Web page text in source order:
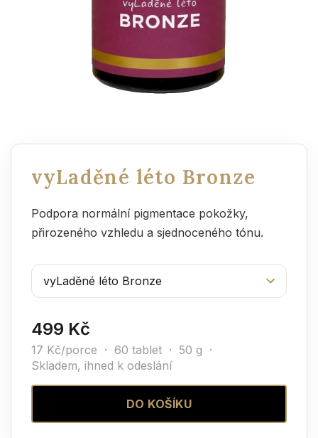
vyLaděné léto Bronze
Podpora normální pigmentace pokožky,
přirozeného vzhledu a sjednoceného tónu.
499 Kč
17 Kč/porce · 60 tablet · 50 g ·
Skladem, ihned k odeslání
DO KOŠÍKU